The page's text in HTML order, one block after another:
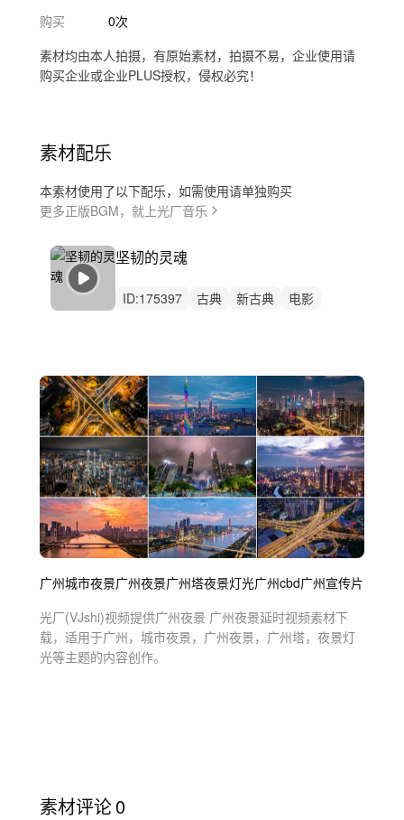
购买
0次
素材均由本人拍摄，有原始素材，拍摄不易，企业使用请
购买企业或企业PLUS授权，侵权必究！
素材配乐
本素材使用了以下配乐，如需使用请单独购买
更多正版BGM，就上光厂音乐
坚韧的灵魂
ID:175397 古典 新古典
电影
广州城市夜景广州夜景广州塔夜景灯光广州cbd广州宣传片
光厂(VJshi)视频提供广州夜景 广州夜景延时视频素材下
载，适用于广州，城市夜景，广州夜景，广州塔，夜景灯
光等主题的内容创作。
素材评论0